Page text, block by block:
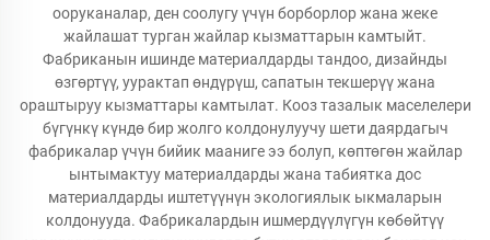
ооруканалар, ден соолугу үчүн борборлор жана жеке
жайлашат турган жайлар кызматтарын камтыйт.
Фабриканын ишинде материалдарды тандоо, дизайнды
өзгөртүү, уурактап өндүрүш, сапатын текшерүү жана
ораштыруу кызматтары камтылат. Кооз тазалык маселелери
бүгүнкү күндө бир жолго колдонулуучу шети даярдагыч
фабрикалар үчүн бийик мааниге ээ болуп, көптөгөн жайлар
ынтымактуу материалдарды жана табиятка дос
материалдарды иштетүүнүн экологиялык ыкмаларын
колдонууда. Фабрикалардын ишмердүүлүгүн көбөйтүү